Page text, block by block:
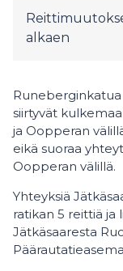
alkaen
siirtyvät
ja Oopperan
eikä suoraa
Oopperan välillä.
Yhteyksiä
ratikan 5 reittiä ja
Jätkäsaaresta